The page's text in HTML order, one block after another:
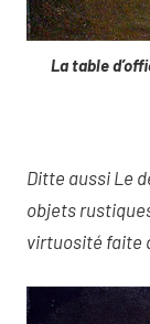
La table
Ditte aussi Le
objets
virtuosité faite